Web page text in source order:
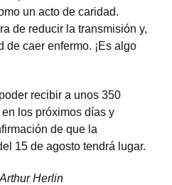
un acto de caridad.
de reducir la transmisión y,
de caer enfermo. ¡Es algo
recibir a unos 350
los próximos días y
de que la
15 de agosto tendrá lugar.
Herlin